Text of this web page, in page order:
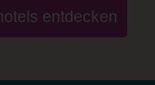
entdecken